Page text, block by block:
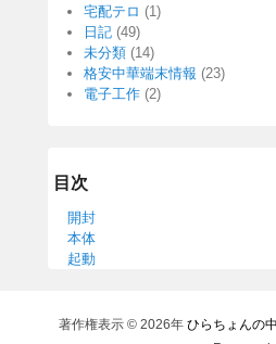
宅配テロ (1)
日記 (49)
未分類 (14)
格安中華端末情報 (23)
電子工作 (2)
目次
開封
本体
起動
著作権表示 © 2026年 ひらちょんの